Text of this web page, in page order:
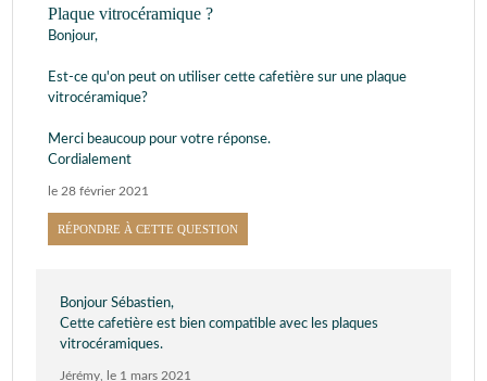
Plaque vitrocéramique ?
Bonjour,
Est-ce qu'on peut on utiliser cette cafetière sur une plaque
vitrocéramique?
Merci beaucoup pour votre réponse.
Cordialement
le 28 février 2021
RÉPONDRE À CETTE QUESTION
Bonjour Sébastien,
Cette cafetière est bien compatible avec les plaques
vitrocéramiques.
Jérémy, le 1 mars 2021